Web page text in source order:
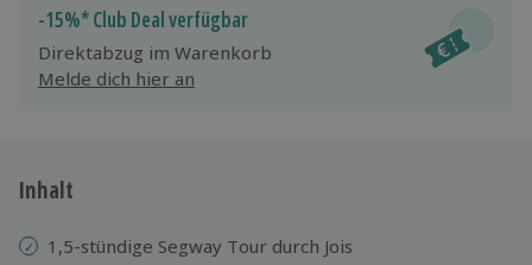
Jeder Gutschein für alle Erlebnisse einlösbar.
Maximale Sicherheit
10 Jahre gültig & verlängerbar.
-15%* Club Deal verfügbar
Direktabzug im Warenkorb
Melde dich hier an
Inhalt
1,5-stündige Segway Tour durch Jois